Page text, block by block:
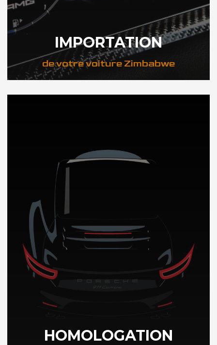
IMPORTATION
de votre voiture Zimbabwe
DÉCOUVREZ NOTRE IMPORTATION AUTO au Zimbabwe
HOMOLOGATION